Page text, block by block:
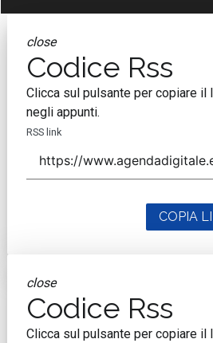
close
Codice Rss
Clicca sul pulsante per copiare il
negli appunti.
RSS link
COPIA
close
Codice Rss
Clicca sul pulsante per copiare il